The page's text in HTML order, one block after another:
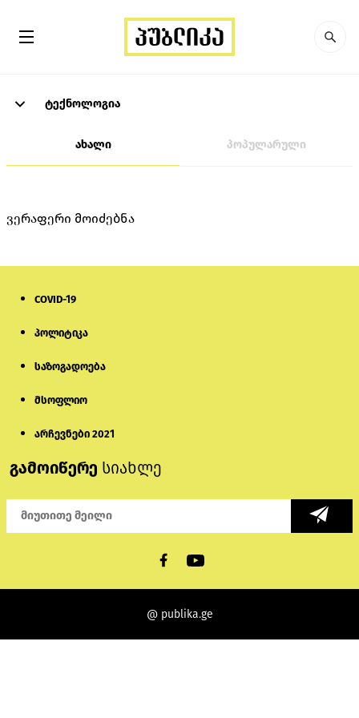
ტექნოლოგია
ახალი პოპულარული
ვერაფერი მოიძებნა
COVID-19
პოლიტიკა
საზოგადოება
მსოფლიო
არჩევნები 2021
გამოიწერე სიახლე
@ publika.ge